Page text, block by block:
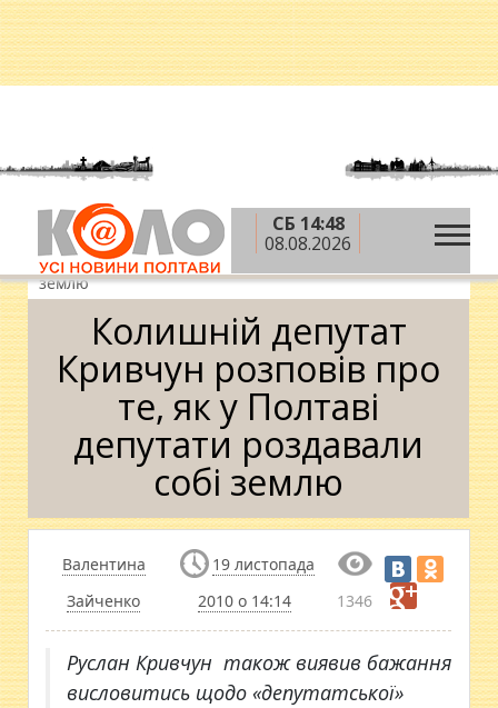
СБ 14:48
08.08.2026
Головна » Новини »
Колишній депутат Кривчун
розповів про те, як у Полтаві депутати роздавали собі
землю
Колишній депутат
Кривчун розповів про
те, як у Полтаві
депутати роздавали
собі землю
Валентина
Зайченко
19 листопада
2010 о 14:14
1346
Руслан Кривчун також виявив бажання
висловитись щодо «депутатської»